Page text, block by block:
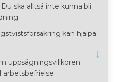
ska alltså inte kunna bli
kan hjälpa
uppsägningsvillkoren
arbetsbefrielse